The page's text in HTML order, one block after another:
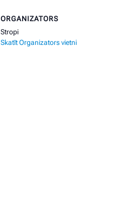
ORGANIZATORS
Stropi
Skatīt Organizators vietni